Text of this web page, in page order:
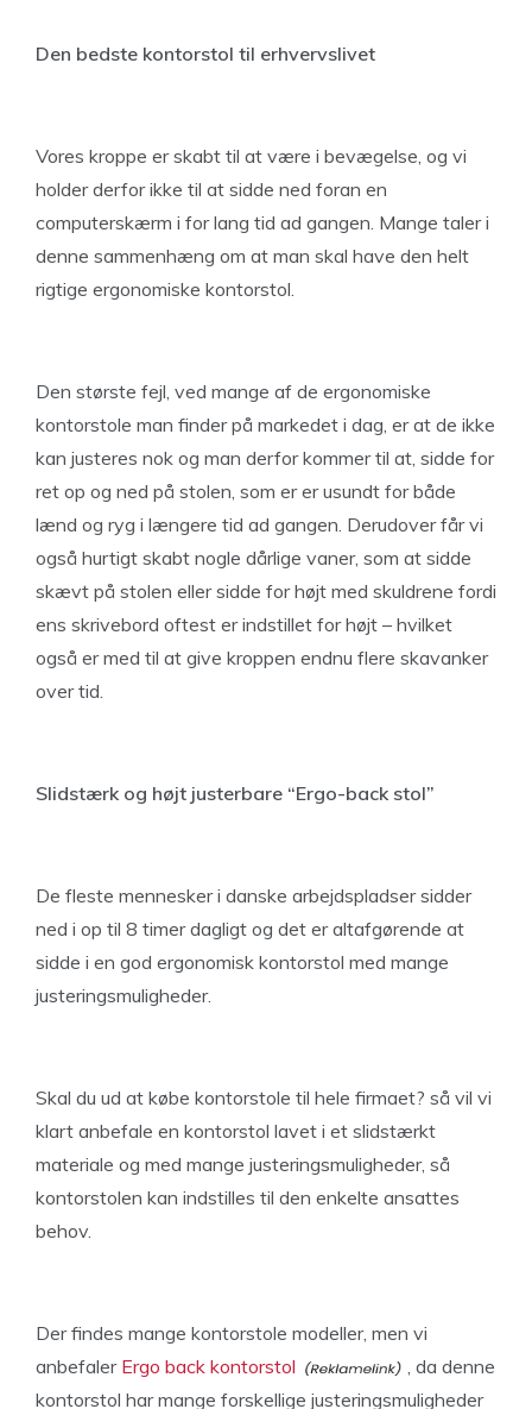
Den bedste kontorstol til erhvervslivet
Vores kroppe er skabt til at være i bevægelse, og vi
holder derfor ikke til at sidde ned foran en
computerskærm i for lang tid ad gangen. Mange taler i
denne sammenhæng om at man skal have den helt
rigtige ergonomiske kontorstol.
Den største fejl, ved mange af de ergonomiske
kontorstole man finder på markedet i dag, er at de ikke
kan justeres nok og man derfor kommer til at, sidde for
ret op og ned på stolen, som er er usundt for både
lænd og ryg i længere tid ad gangen. Derudover får vi
også hurtigt skabt nogle dårlige vaner, som at sidde
skævt på stolen eller sidde for højt med skuldrene fordi
ens skrivebord oftest er indstillet for højt – hvilket
også er med til at give kroppen endnu flere skavanker
over tid.
Slidstærk og højt justerbare “Ergo-back stol”
De fleste mennesker i danske arbejdspladser sidder
ned i op til 8 timer dagligt og det er altafgørende at
sidde i en god ergonomisk kontorstol med mange
justeringsmuligheder.
Skal du ud at købe kontorstole til hele firmaet? så vil vi
klart anbefale en kontorstol lavet i et slidstærkt
materiale og med mange justeringsmuligheder, så
kontorstolen kan indstilles til den enkelte ansattes
behov.
Der findes mange kontorstole modeller, men vi
anbefaler Ergo back kontorstol
, da denne
kontorstol har mange forskellige justeringsmuligheder